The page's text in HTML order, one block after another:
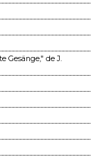
Gesänge," de J.